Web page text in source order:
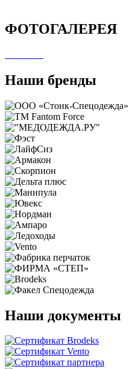
ФОТОГАЛЕРЕЯ
Наши бренды
Наши документы